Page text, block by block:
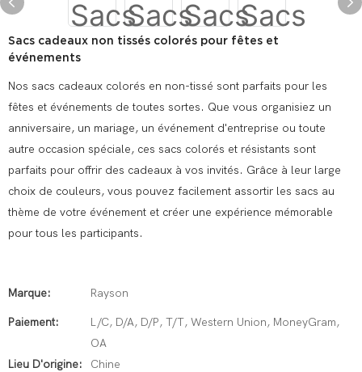
Sacs cadeaux non tissés colorés pour fêtes et
événements
Nos sacs cadeaux colorés en non-tissé sont parfaits pour les
fêtes et événements de toutes sortes. Que vous organisiez un
anniversaire, un mariage, un événement d'entreprise ou toute
autre occasion spéciale, ces sacs colorés et résistants sont
parfaits pour offrir des cadeaux à vos invités. Grâce à leur large
choix de couleurs, vous pouvez facilement assortir les sacs au
thème de votre événement et créer une expérience mémorable
pour tous les participants.
Marque: Rayson
Paiement:
L/C, D/A, D/P, T/T, Western Union, MoneyGram,
OA
Lieu D'origine:
Chine